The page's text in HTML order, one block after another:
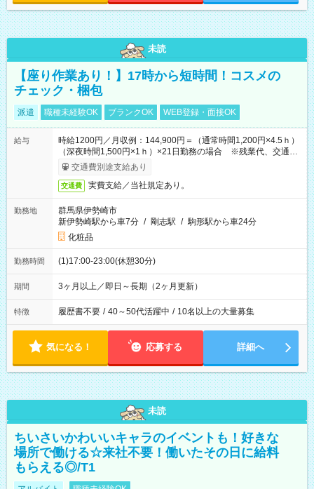
未読
【座り作業あり！】17時から短時間！コスメの
チェック・梱包
派遣 職種未経験OK ブランクOK WEB登録・面接OK
給与
時給1200円／月収例：144,900円＝（通常時間1,200円×4.5ｈ）
（深夜時間1,500円×1ｈ）×21日勤務の場合 ※残業代、交通費
別途支給
交通費別途支給あり
交通費 実費支給／当社規定あり。
勤務地
群馬県伊勢崎市
新伊勢崎駅から車7分 / 剛志駅 / 駒形駅から車24分
化粧品
勤務時間 (1)17:00-23:00(休憩30分)
期間 3ヶ月以上／即日～長期（2ヶ月更新）
特徴 履歴書不要 / 40～50代活躍中 / 10名以上の大量募集
気になる！ 応募する 詳細へ
未読
ちいさいかわいいキャラのイベントも！好きな
場所で働ける☆来社不要！働いたその日に給料
もらえる◎/T1